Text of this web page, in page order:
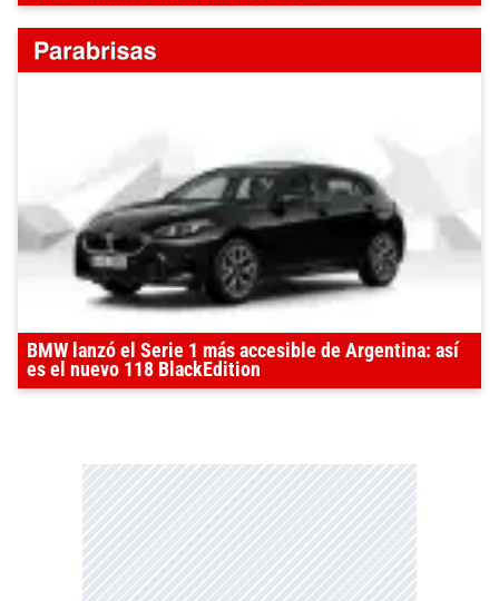
BMW lanzó el Serie 1 más accesible de Argentina: así
es el nuevo 118 BlackEdition